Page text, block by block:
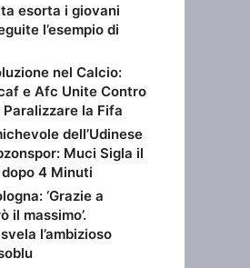
esorta i giovani
l’esempio di
nel Calcio:
e Afc Unite Contro
la Fifa
dell’Udinese
Muci Sigla il
4 Minuti
‘Grazie a
il massimo’.
l’ambizioso